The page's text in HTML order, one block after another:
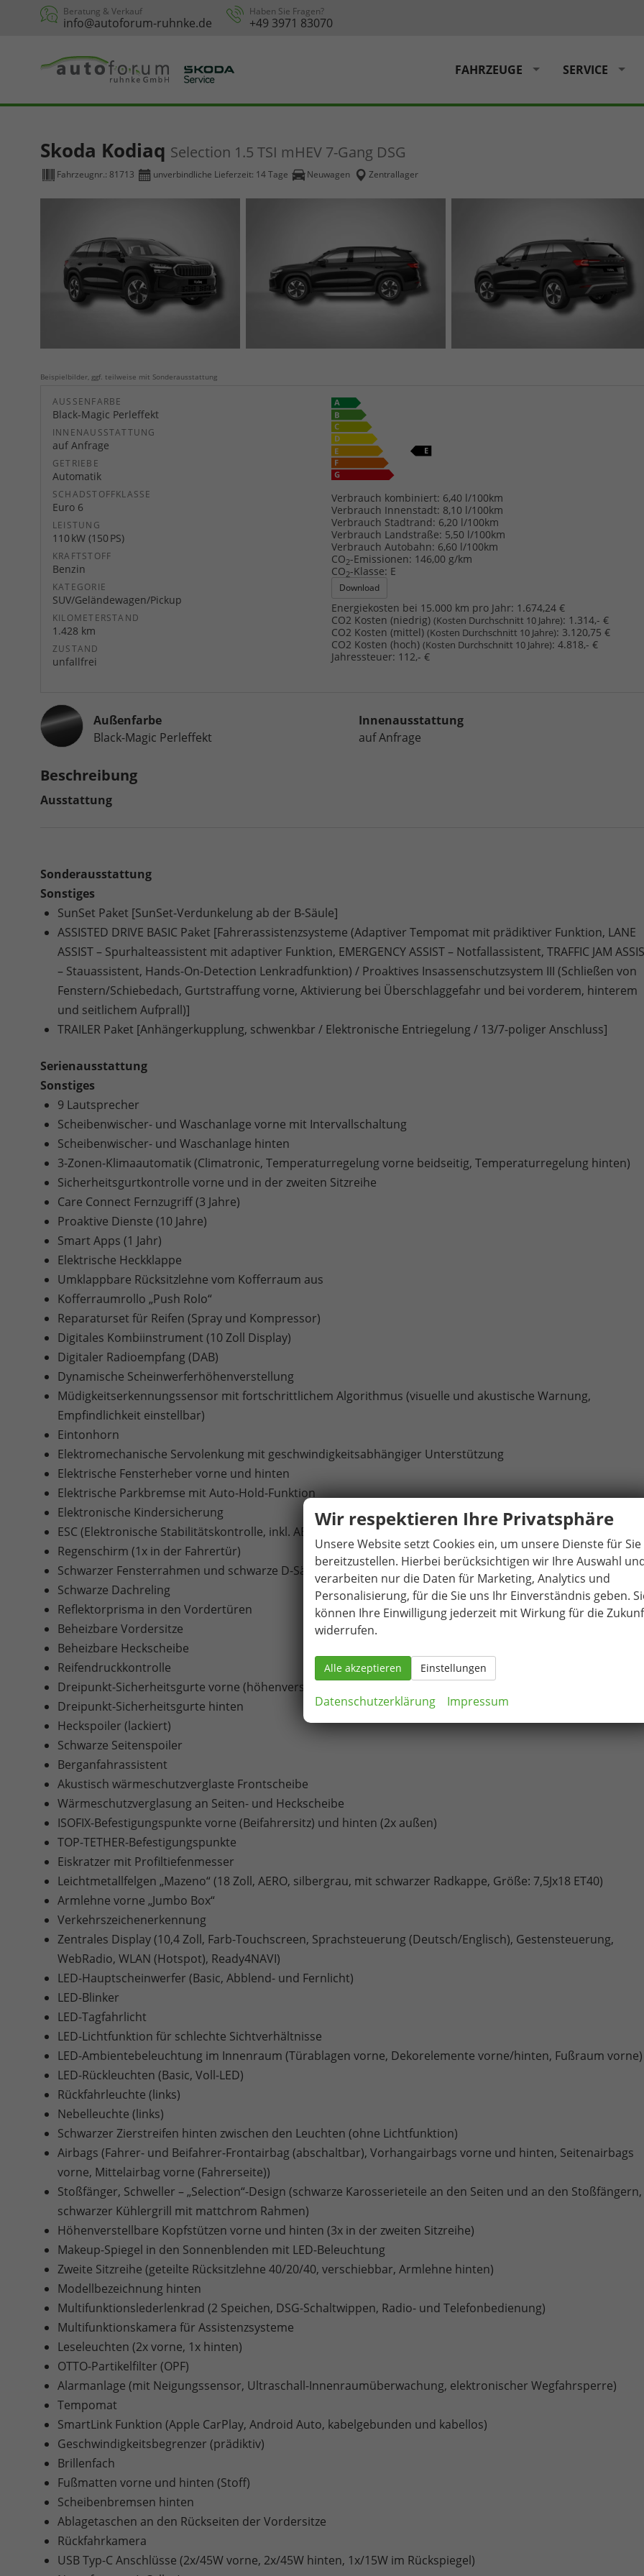
Beratung & Verkauf
info@autoforum-ruhnke.de
Haben Sie Fragen?
+49 3971 83070
FAHRZEUGE SERVICE
Skoda Kodiaq Selection 1.5 TSI mHEV 7-Gang DSG
Fahrzeugnr.: 81713 unverbindliche Lieferzeit: 14 Tage Neuwagen Zentrallager
Beispielbilder, ggf. teilweise mit Sonderausstattung
AUSSENFARBE
Black-Magic Perleffekt
INNENAUSSTATTUNG
auf Anfrage
GETRIEBE
Automatik
SCHADSTOFFKLASSE
Euro 6
LEISTUNG
110 kW (150 PS)
KRAFTSTOFF
Benzin
KATEGORIE
SUV/Geländewagen/Pickup
KILOMETERSTAND
1.428 km
ZUSTAND
unfallfrei
Verbrauch kombiniert: 6,40 l/100km
Verbrauch Innenstadt: 8,10 l/100km
Verbrauch Stadtrand: 6,20 l/100km
Verbrauch Landstraße: 5,50 l/100km
Verbrauch Autobahn: 6,60 l/100km
CO2-Emissionen: 146,00 g/km
CO2-Klasse: E
Download
Energiekosten bei 15.000 km pro Jahr: 1.674,24 €
CO2 Kosten (niedrig) (Kosten Durchschnitt 10 Jahre): 1.314,- €
CO2 Kosten (mittel) (Kosten Durchschnitt 10 Jahre): 3.120,75 €
CO2 Kosten (hoch) (Kosten Durchschnitt 10 Jahre): 4.818,- €
Jahressteuer: 112,- €
Außenfarbe
Black-Magic Perleffekt
Innenausstattung
auf Anfrage
Beschreibung
Ausstattung
Sonderausstattung
Sonstiges
SunSet Paket [SunSet-Verdunkelung ab der B-Säule]
ASSISTED DRIVE BASIC Paket [Fahrerassistenzsysteme (Adaptiver Tempomat mit prädiktiver Funktion, LANE
ASSIST – Spurhalteassistent mit adaptiver Funktion, EMERGENCY ASSIST – Notfallassistent, TRAFFIC JAM
– Stauassistent, Hands-On-Detection Lenkradfunktion) / Proaktives Insassenschutzsystem III (Schließen von
Fenstern/Schiebedach, Gurtstraffung vorne, Aktivierung bei Überschlaggefahr und bei vorderem, hinterem
und seitlichem Aufprall)]
TRAILER Paket [Anhängerkupplung, schwenkbar / Elektronische Entriegelung / 13/7-poliger Anschluss]
Serienausstattung
Sonstiges
9 Lautsprecher
Scheibenwischer- und Waschanlage vorne mit Intervallschaltung
Scheibenwischer- und Waschanlage hinten
3-Zonen-Klimaautomatik (Climatronic, Temperaturregelung vorne beidseitig, Temperaturregelung hinten)
Sicherheitsgurtkontrolle vorne und in der zweiten Sitzreihe
Care Connect Fernzugriff (3 Jahre)
Proaktive Dienste (10 Jahre)
Smart Apps (1 Jahr)
Elektrische Heckklappe
Umklappbare Rücksitzlehne vom Kofferraum aus
Kofferraumrollo „Push Rolo“
Reparaturset für Reifen (Spray und Kompressor)
Digitales Kombiinstrument (10 Zoll Display)
Digitaler Radioempfang (DAB)
Dynamische Scheinwerferhöhenverstellung
Müdigkeitserkennungssensor mit fortschrittlichem Algorithmus (visuelle und akustische Warnung,
Empfindlichkeit einstellbar)
Eintonhorn
Elektromechanische Servolenkung mit geschwindigkeitsabhängiger Unterstützung
Elektrische Fensterheber vorne und hinten
Elektrische Parkbremse mit Auto-Hold-Funktion
Elektronische Kindersicherung
ESC (Elektronische Stabilitätskontrolle, inkl. ABS, EBD, MSR, ASR, EDL, HBA, DSR, RBS, ESBS, MCB, TSA, XDS+)
Regenschirm (1x in der Fahrertür)
Schwarzer Fensterrahmen und schwarze D-Säule
Schwarze Dachreling
Reflektorprisma in den Vordertüren
Beheizbare Vordersitze
Beheizbare Heckscheibe
Reifendruckkontrolle
Dreipunkt-Sicherheitsgurte vorne (höhenverstellbar, mit Gurtstraffer)
Dreipunkt-Sicherheitsgurte hinten
Heckspoiler (lackiert)
Schwarze Seitenspoiler
Berganfahrassistent
Akustisch wärmeschutzverglaste Frontscheibe
Wärmeschutzverglasung an Seiten- und Heckscheibe
ISOFIX-Befestigungspunkte vorne (Beifahrersitz) und hinten (2x außen)
TOP-TETHER-Befestigungspunkte
Eiskratzer mit Profiltiefenmesser
Leichtmetallfelgen „Mazeno“ (18 Zoll, AERO, silbergrau, mit schwarzer Radkappe, Größe: 7,5Jx18 ET40)
Armlehne vorne „Jumbo Box“
Verkehrszeichenerkennung
Zentrales Display (10,4 Zoll, Farb-Touchscreen, Sprachsteuerung (Deutsch/Englisch), Gestensteuerung,
WebRadio, WLAN (Hotspot), Ready4NAVI)
LED-Hauptscheinwerfer (Basic, Abblend- und Fernlicht)
LED-Blinker
LED-Tagfahrlicht
LED-Lichtfunktion für schlechte Sichtverhältnisse
LED-Ambientebeleuchtung im Innenraum (Türablagen vorne, Dekorelemente vorne/hinten, Fußraum vorne)
LED-Rückleuchten (Basic, Voll-LED)
Rückfahrleuchte (links)
Nebelleuchte (links)
Schwarzer Zierstreifen hinten zwischen den Leuchten (ohne Lichtfunktion)
Airbags (Fahrer- und Beifahrer-Frontairbag (abschaltbar), Vorhangairbags vorne und hinten, Seitenairbags
vorne, Mittelairbag vorne (Fahrerseite))
Stoßfänger, Schweller – „Selection“-Design (schwarze Karosserieteile an den Seiten und an den Stoßfängern,
schwarzer Kühlergrill mit mattchrom Rahmen)
Höhenverstellbare Kopfstützen vorne und hinten (3x in der zweiten Sitzreihe)
Makeup-Spiegel in den Sonnenblenden mit LED-Beleuchtung
Zweite Sitzreihe (geteilte Rücksitzlehne 40/20/40, verschiebbar, Armlehne hinten)
Modellbezeichnung hinten
Multifunktionslederlenkrad (2 Speichen, DSG-Schaltwippen, Radio- und Telefonbedienung)
Multifunktionskamera für Assistenzsysteme
Leseleuchten (2x vorne, 1x hinten)
OTTO-Partikelfilter (OPF)
Alarmanlage (mit Neigungssensor, Ultraschall-Innenraumüberwachung, elektronischer Wegfahrsperre)
Tempomat
SmartLink Funktion (Apple CarPlay, Android Auto, kabelgebunden und kabellos)
Geschwindigkeitsbegrenzer (prädiktiv)
Brillenfach
Fußmatten vorne und hinten (Stoff)
Scheibenbremsen hinten
Ablagetaschen an den Rückseiten der Vordersitze
Rückfahrkamera
USB Typ-C Anschlüsse (2x/45W vorne, 2x/45W hinten, 1x/15W im Rückspiegel)
Wir respektieren Ihre Privatsphäre
Unsere Website setzt Cookies ein, um unsere Dienste für Sie
bereitzustellen. Hierbei berücksichtigen wir Ihre Auswahl
verarbeiten nur die Daten für Marketing, Analytics und
Personalisierung, für die Sie uns Ihr Einverständnis geben.
können Ihre Einwilligung jederzeit mit Wirkung für die
widerrufen.
Alle akzeptieren Einstellungen
Datenschutzerklärung Impressum